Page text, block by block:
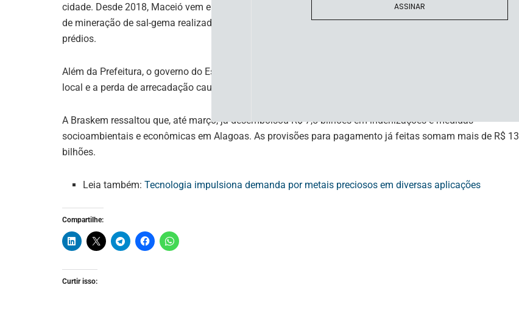
cidade. Desde 2018, Maceió vem enfrentando afundamentos de solo em cinco bairros devido à atividade
de mineração de sal-gema realizada pela Braskem desde 1975, resultando em rachaduras em casas e
prédios.
Além da Prefeitura, o governo do Estado também busca indenização pelos órgãos públicos perdidos no
local e a perda de arrecadação causada pela quebra de comércios na região.
A Braskem ressaltou que, até março, já desembolsou R$ 7,5 bilhões em indenizações e medidas
socioambientais e econômicas em Alagoas. As provisões para pagamento já feitas somam mais de R$ 13
bilhões.
Leia também:Tecnologia impulsiona demanda por metais preciosos em diversas aplicações
Compartilhe:
Curtir isso:
ASSINAR